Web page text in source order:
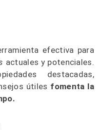
efectiva para
actuales y potenciales.
destacadas,
útiles fomenta la